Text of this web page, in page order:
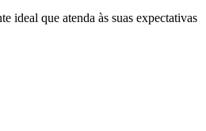
ideal que atenda às suas expectativas